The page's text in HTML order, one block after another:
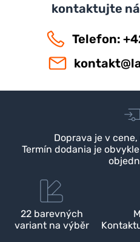
kontaktujte
Telefon:
Doprava je v
Termín dodania je
22 barevných
variant na výběr